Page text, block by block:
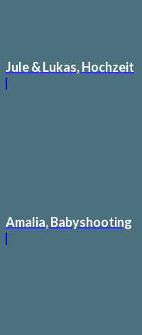
Jule & Lukas, Hochzeit
Amalia, Babyshooting